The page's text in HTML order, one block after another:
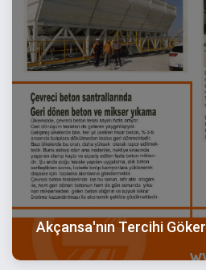
Akçansa'nın Tercihi Göker